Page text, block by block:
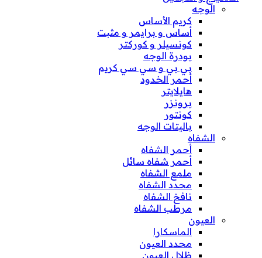
الوجه
كريم الأساس
أساس و برايمر و مثبت
كونسيلر و كوركتر
بودرة الوجه
بي بي و سي سي كريم
أحمر الخدود
هايلايتر
برونزر
كونتور
باليتات الوجه
الشفاه
أحمر الشفاه
أحمر شفاه سائل
ملمع الشفاه
محدد الشفاه
نافخ الشفاه
مرطب الشفاه
العيون
الماسكارا
محدد العيون
ظلال العيون